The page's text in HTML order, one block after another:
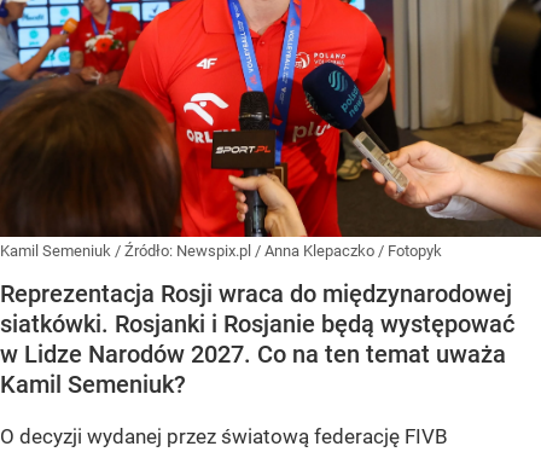
Kamil Semeniuk / Źródło: Newspix.pl / Anna Klepaczko / Fotopyk
Reprezentacja Rosji wraca do międzynarodowej
siatkówki. Rosjanki i Rosjanie będą występować
w Lidze Narodów 2027. Co na ten temat uważa
Kamil Semeniuk?
O decyzji wydanej przez światową federację FIVB